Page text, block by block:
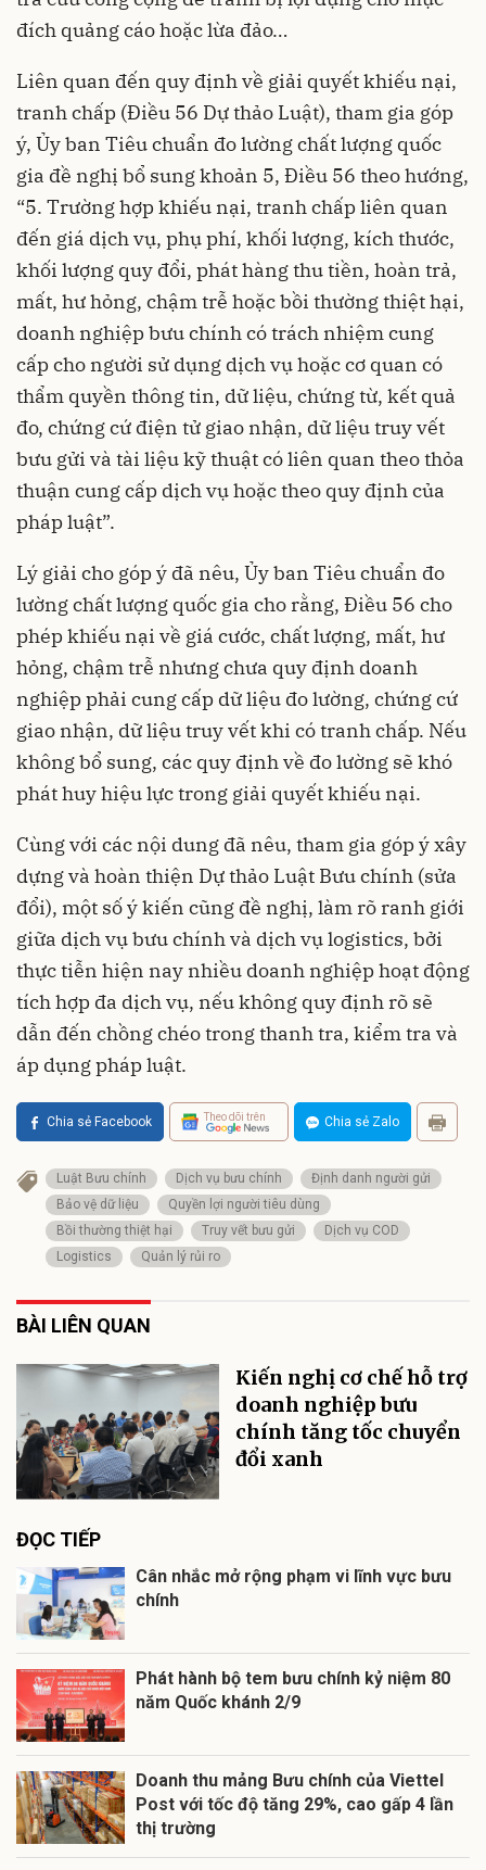
đích quảng cáo hoặc lừa đảo…
Liên quan đến quy định về giải quyết khiếu nại,
tranh chấp (Điều 56 Dự thảo Luật), tham gia góp
ý, Ủy ban Tiêu chuẩn đo lường chất lượng quốc
gia đề nghị bổ sung khoản 5, Điều 56 theo hướng,
“5. Trường hợp khiếu nại, tranh chấp liên quan
đến giá dịch vụ, phụ phí, khối lượng, kích thước,
khối lượng quy đổi, phát hàng thu tiền, hoàn trả,
mất, hư hỏng, chậm trễ hoặc bồi thường thiệt hại,
doanh nghiệp bưu chính có trách nhiệm cung
cấp cho người sử dụng dịch vụ hoặc cơ quan có
thẩm quyền thông tin, dữ liệu, chứng từ, kết quả
đo, chứng cứ điện tử giao nhận, dữ liệu truy vết
bưu gửi và tài liệu kỹ thuật có liên quan theo thỏa
thuận cung cấp dịch vụ hoặc theo quy định của
pháp luật”.
Lý giải cho góp ý đã nêu, Ủy ban Tiêu chuẩn đo
lường chất lượng quốc gia cho rằng, Điều 56 cho
phép khiếu nại về giá cước, chất lượng, mất, hư
hỏng, chậm trễ nhưng chưa quy định doanh
nghiệp phải cung cấp dữ liệu đo lường, chứng cứ
giao nhận, dữ liệu truy vết khi có tranh chấp. Nếu
không bổ sung, các quy định về đo lường sẽ khó
phát huy hiệu lực trong giải quyết khiếu nại.
Cùng với các nội dung đã nêu, tham gia góp ý xây
dựng và hoàn thiện Dự thảo Luật Bưu chính (sửa
đổi), một số ý kiến cũng đề nghị, làm rõ ranh giới
giữa dịch vụ bưu chính và dịch vụ logistics, bởi
thực tiễn hiện nay nhiều doanh nghiệp hoạt động
tích hợp đa dịch vụ, nếu không quy định rõ sẽ
dẫn đến chồng chéo trong thanh tra, kiểm tra và
áp dụng pháp luật.
Chia sẻ Facebook Theo dõi trên Chia sẻ Zalo
Luật Bưu chính Dịch vụ bưu chính
Định danh người gửi
Bảo vệ dữ liệu
Quyền lợi người tiêu dùng
Bồi thường thiệt hại
Truy vết bưu gửi
Dịch vụ COD
Logistics
Quản lý rủi ro
BÀI LIÊN QUAN
Kiến nghị cơ chế hỗ trợ
doanh nghiệp bưu
chính tăng tốc chuyển
đổi xanh
ĐỌC TIẾP
Cân nhắc mở rộng phạm vi lĩnh vực bưu
chính
Phát hành bộ tem bưu chính kỷ niệm 80
năm Quốc khánh 2/9
Doanh thu mảng Bưu chính của Viettel
Post với tốc độ tăng 29%, cao gấp 4 lần
thị trường